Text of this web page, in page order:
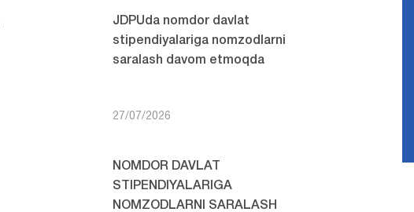
JDPUda nomdor davlat
stipendiyalariga nomzodlarni
saralash davom etmoqda
27/07/2026
NOMDOR DAVLAT
STIPENDIYALARIGA
NOMZODLARNI SARALASH